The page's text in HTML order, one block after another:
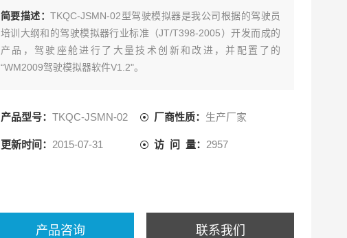
简要描述：TKQC-JSMN-02型驾驶模拟器是我公司根据的驾驶员
培训大纲和的驾驶模拟器行业标准（JT/T398-2005）开发而成的
产品，驾驶座舱进行了大量技术创新和改进，并配置了的
“WM2009驾驶模拟器软件V1.2"。
产品型号： TKQC-JSMN-02 厂商性质： 生产厂家
更新时间： 2015-07-31 访 问 量： 2957
产品咨询 联系我们